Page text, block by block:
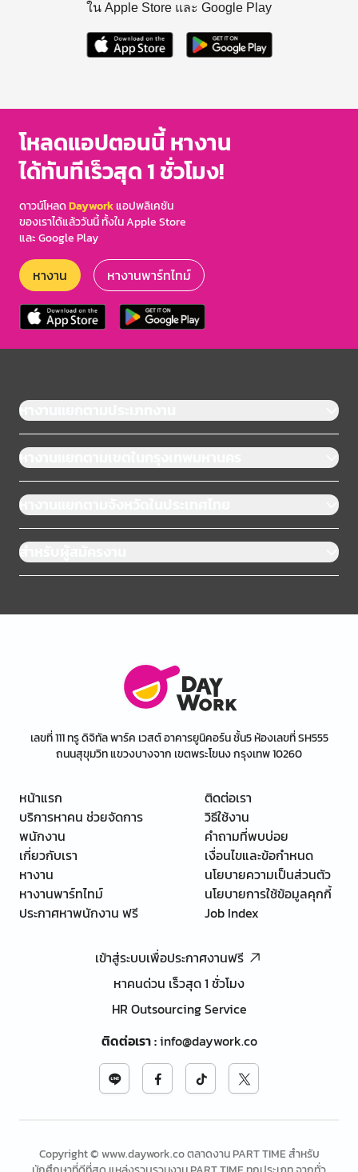
ใน Apple Store และ Google Play
โหลดแอปตอนนี้ หางาน
ได้ทันทีเร็วสุด 1 ชั่วโมง!
ดาวน์โหลดDayworkแอปพลิเคชัน
ของเราได้แล้ววันนี้ ทั้งใน Apple Store
และ Google Play
หางาน หางานพาร์ทไทม์
หางานแยกตามประเภทงาน
หางานแยกตามเขตในกรุงเทพมหานคร
หางานแยกตามจังหวัดในประเทศไทย
สำหรับผู้สมัครงาน
เลขที่ 111 ทรู ดิจิทัล พาร์ค เวสต์ อาคารยูนิคอร์น ชั้น5 ห้องเลขที่ SH555
ถนนสุขุมวิท แขวงบางจาก เขตพระโขนง กรุงเทพ 10260
หน้าแรก
บริการหาคน ช่วยจัดการ
พนักงาน
เกี่ยวกับเรา
หางาน
หางานพาร์ทไทม์
ประกาศหาพนักงาน ฟรี
ติดต่อเรา
วิธีใช้งาน
คำถามที่พบบ่อย
เงื่อนไขและข้อกำหนด
นโยบายความเป็นส่วนตัว
นโยบายการใช้ข้อมูลคุกกี้
Job Index
เข้าสู่ระบบเพื่อประกาศงานฟรี
หาคนด่วน เร็วสุด 1 ชั่วโมง
HR Outsourcing Service
ติดต่อเรา:info@daywork.co
Copyright © www.daywork.co ตลาดงาน PART TIME สำหรับ